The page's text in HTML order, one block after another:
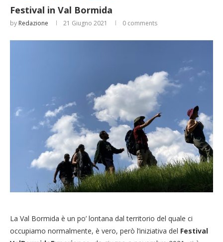
Festival in Val Bormida
by Redazione 21 Giugno 2021 0 comments
La Val Bormida è un po’ lontana dal territorio del quale ci
occupiamo normalmente, è vero, però l’iniziativa del Festival